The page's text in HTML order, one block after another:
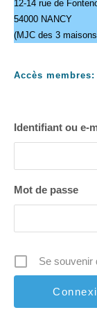
12-14 rue de
54000 NANCY
(MJC des 3
Accès membres:
Identifiant ou e-
Mot de passe
Se souvenir